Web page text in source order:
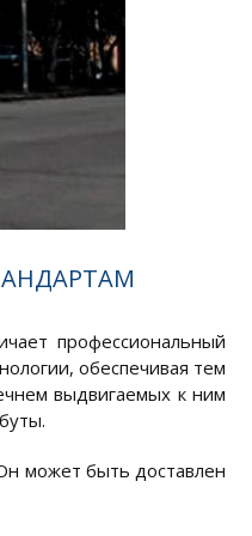
профессиональный
обеспечивая тем
выдвигаемых к ним
может быть доставлен